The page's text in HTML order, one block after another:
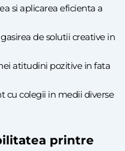
si aplicarea eficienta a
gasirea de solutii creative in
atitudini pozitive in fata
cu colegii in medii diverse
printre